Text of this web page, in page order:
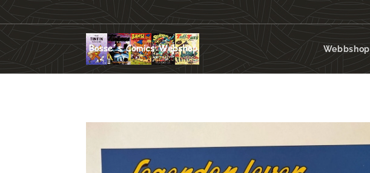
Webbshop